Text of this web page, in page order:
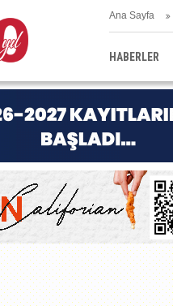
Ana Sayfa
HABERLER
EĞİTİM